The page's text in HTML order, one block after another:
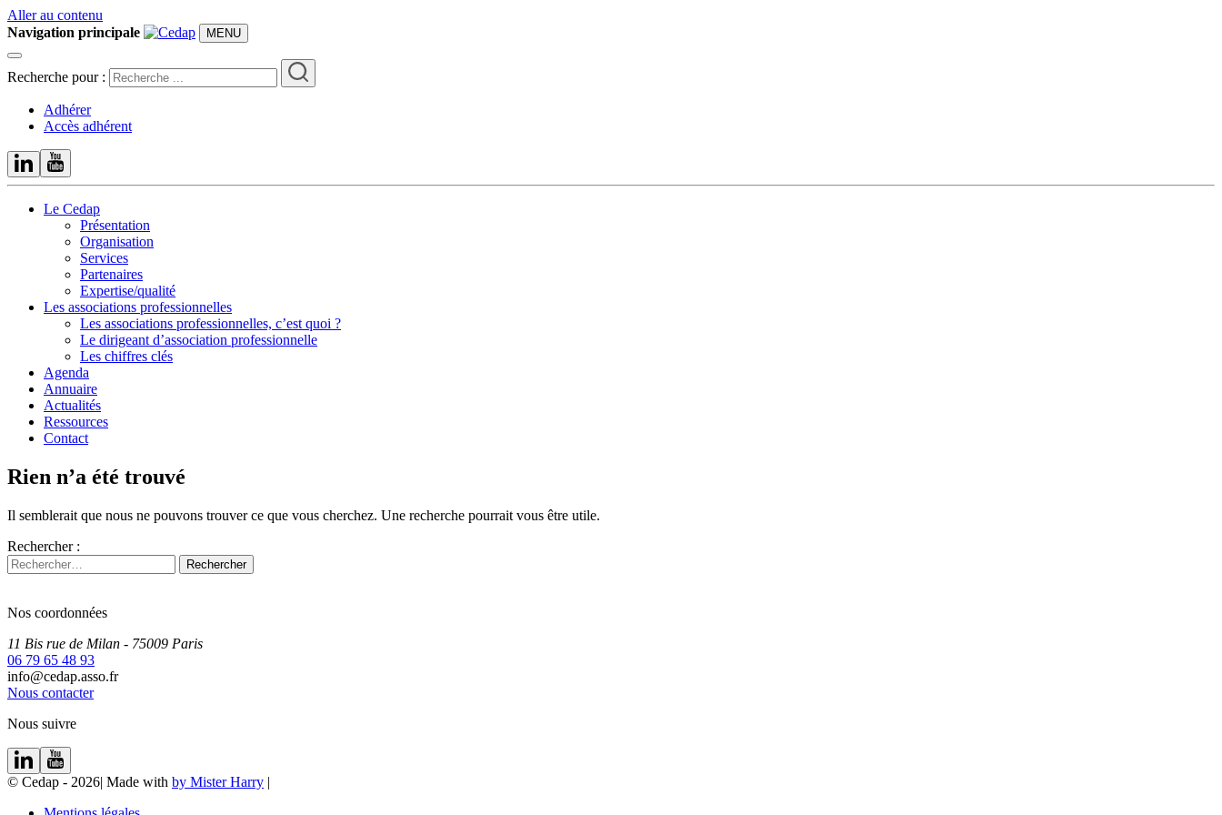
Aller au contenu
Navigation principale
MENU
Recherche pour :
Adhérer
Accès adhérent
Le Cedap
Présentation
Organisation
Services
Partenaires
Expertise/qualité
Les associations professionnelles
Les associations professionnelles, c’est quoi ?
Le dirigeant d’association professionnelle
Les chiffres clés
Agenda
Annuaire
Actualités
Ressources
Contact
Rien n’a été trouvé
Il semblerait que nous ne pouvons trouver ce que vous cherchez. Une recherche pourrait vous être utile.
Rechercher :
Nos coordonnées
11 Bis rue de Milan - 75009 Paris
06 79 65 48 93
info@cedap.asso.fr
Nous contacter
Nous suivre
© Cedap - 2026| Made with by Mister Harry |